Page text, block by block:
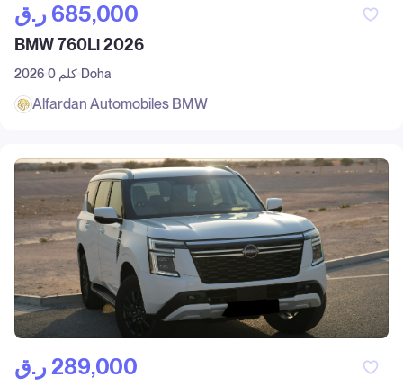
ر.ق‎ 685,000
BMW 760Li 2026
2026 0 كلم Doha
Alfardan Automobiles BMW
ر.ق‎ 289,000